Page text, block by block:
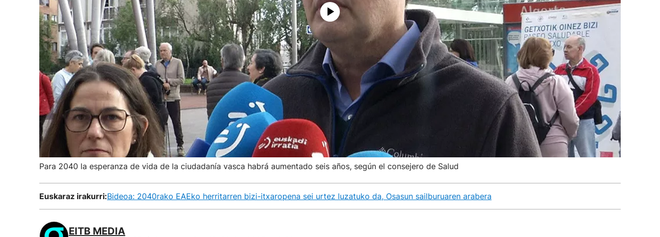
Para 2040 la esperanza de vida de la ciudadanía vasca habrá aumentado seis años, según el consejero de Salud
Euskaraz irakurri:Bideoa: 2040rako EAEko herritarren bizi-itxaropena sei urtez luzatuko da, Osasun sailburuaren arabera
EITB MEDIA